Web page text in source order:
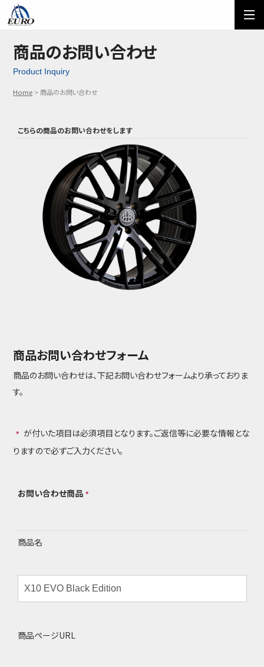
ご利用方法 オーダーフォーム
メール問い合わせ
商品のお問い合わせ
Product Inquiry
Home 商品のお問い合わせ
こちらの商品のお問い合わせをします
商品お問い合わせフォーム
商品のお問い合わせは、下記お問い合わせフォームより承っておりま
す。
* が付いた項目は必須項目となります。ご返信等に必要な情報とな
りますので必ずご入力ください。
お問い合わせ商品 *
商品名
商品ページURL